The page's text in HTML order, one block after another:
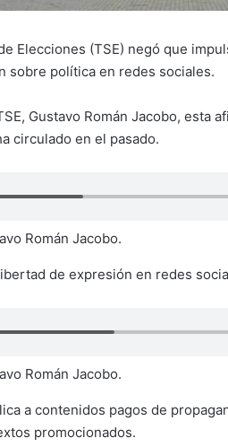
Elecciones (TSE) negó que
sobre política en redes sociales.
Gustavo Román Jacobo, esta
circulado en el pasado.
Román Jacobo.
de expresión en redes
Román Jacobo.
a contenidos pagos de
promocionados.